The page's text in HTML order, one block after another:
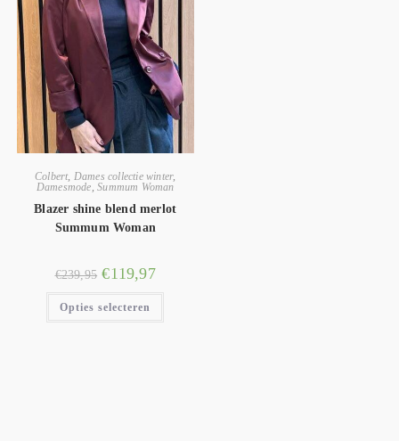
Colbert, Dames collectie winter,
Damesmode,Summum Woman
Blazer shine blend merlot
Summum Woman
€239,95 €119,97
Opties selecteren